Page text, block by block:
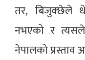
तर, बिजुक्छेले धेरै
नभएको र त्यसले
नेपालको प्रस्ताव